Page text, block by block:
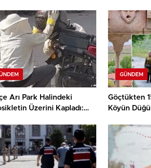
Arı Park Halindeki
Üzerini Kapladı:
GÜNDEM
Göçtükten
Köyün